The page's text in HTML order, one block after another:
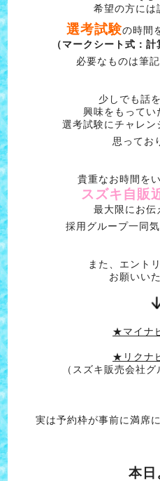
希望の方には
選考試験の時間
（マークシート式：
必要なものは筆
少しでも話
興味をもってい
選考試験にチャレン
思ってお
貴重なお時間を
スズキ自販
最大限にお伝
採用グループ一同
また、エント
お願いい
★マイナ
★リクナ
（スズキ販売会社
実は予約枠が事前に満席
本日